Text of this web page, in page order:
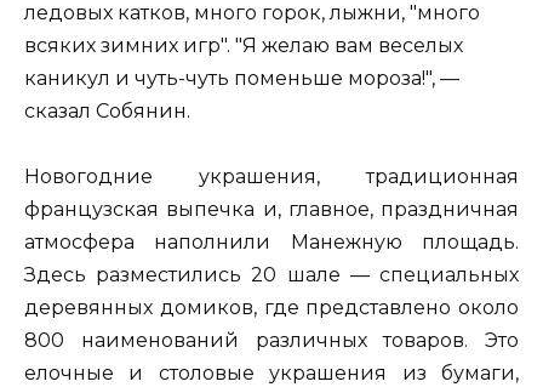
ледовых катков, много горок, лыжни, "много
всяких зимних игр". "Я желаю вам веселых
каникул и чуть-чуть поменьше мороза!", —
сказал Собянин.
Новогодние украшения, традиционная
французская выпечка и, главное, праздничная
атмосфера наполнили Манежную площадь.
Здесь разместились 20 шале — специальных
деревянных домиков, где представлено около
800 наименований различных товаров. Это
елочные и столовые украшения из бумаги,